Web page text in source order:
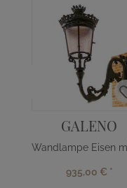
GALENO
935,00 € *